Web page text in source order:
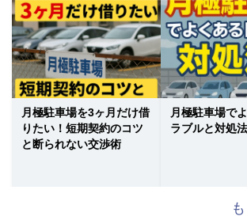
月極駐車場を3ヶ月だけ借
りたい！短期契約のコツ
と断られない交渉術
月極駐車場で
ラブルと対処法